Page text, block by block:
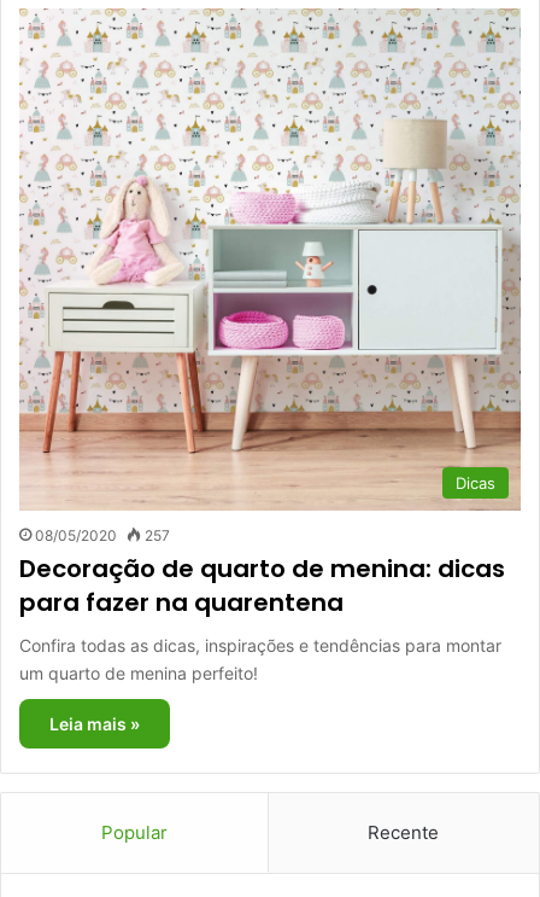
Dicas
08/05/2020 257
Decoração de quarto de menina: dicas
para fazer na quarentena
Confira todas as dicas, inspirações e tendências para montar
um quarto de menina perfeito!
Leia mais »
Popular Recente